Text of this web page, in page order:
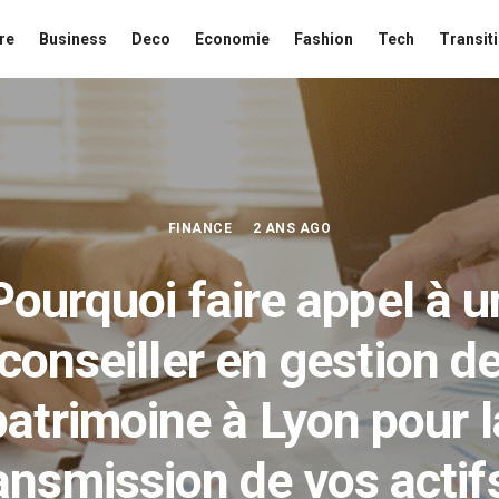
Business Deco Economie Fashion Tech
FINANCE 2 ANS AGO
faire appel à
en gestion
à Lyon pour
de vos